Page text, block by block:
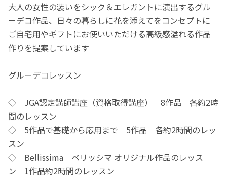
大人の女性の装いをシック＆エレガントに演出するグル
ーデコ作品、日々の暮らしに花を添えてをコンセプトに
ご自宅用やギフトにお使いいただける高級感溢れる作品
作りを提案しています
グルーデコレッスン
◇ JGA認定講師講座（資格取得講座） 8作品 各約2時
間のレッスン
◇ 5作品で基礎から応用まで 5作品 各約2時間のレッ
スン
◇ Bellissima ベリッシマ オリジナル作品のレッス
ン 1作品約2時間のレッスン